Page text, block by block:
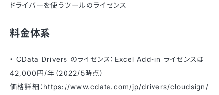
ドライバーを使うツールのライセンス
料金体系
・ CData Drivers のライセンス：Excel Add-in ライセンスは
42,000円/年（2022/5時点）
価格詳細： https://www.cdata.com/jp/drivers/cloudsign/